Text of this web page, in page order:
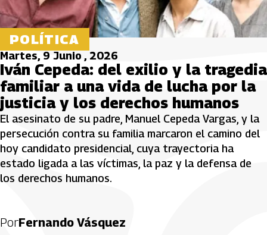
POLÍTICA
Martes, 9 Junio , 2026
Iván Cepeda: del exilio y la tragedia
familiar a una vida de lucha por la
justicia y los derechos humanos
El asesinato de su padre, Manuel Cepeda Vargas, y la
persecución contra su familia marcaron el camino del
hoy candidato presidencial, cuya trayectoria ha
estado ligada a las víctimas, la paz y la defensa de
los derechos humanos.
PorFernando Vásquez